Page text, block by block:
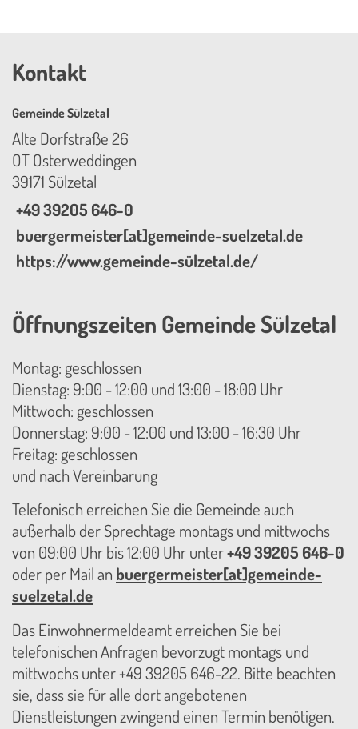
Kontakt
Gemeinde Sülzetal
Alte Dorfstraße 26
OT Osterweddingen
39171 Sülzetal
+49 39205 646-0
buergermeister[at]gemeinde-suelzetal.de
https://www.gemeinde-sülzetal.de/
Öffnungszeiten Gemeinde Sülzetal
Montag: geschlossen
Dienstag: 9:00 - 12:00 und 13:00 - 18:00 Uhr
Mittwoch: geschlossen
Donnerstag: 9:00 - 12:00 und 13:00 - 16:30 Uhr
Freitag: geschlossen
und nach Vereinbarung
Telefonisch erreichen Sie die Gemeinde auch
außerhalb der Sprechtage montags und mittwochs
von 09:00 Uhr bis 12:00 Uhr unter+49 39205 646-0
oder per Mail an buergermeister[at]gemeinde-
suelzetal.de
Das Einwohnermeldeamt erreichen Sie bei
telefonischen Anfragen bevorzugt montags und
mittwochs unter +49 39205 646-22. Bitte beachten
sie, dass sie für alle dort angebotenen
Dienstleistungen zwingend einen Termin benötigen.